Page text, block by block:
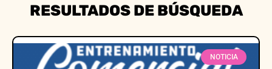
RESULTADOS DE BÚSQUEDA
NOTICIA